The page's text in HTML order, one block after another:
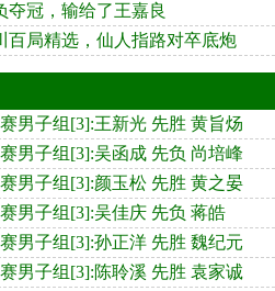
夺冠，输给了王嘉良
百局精选，仙人指路对卒底炮
男子组[3]:王新光 先胜 黄旨炀
男子组[3]:吴函成 先负 尚培峰
男子组[3]:颜玉松 先胜 黄之晏
男子组[3]:吴佳庆 先负 蒋皓
男子组[3]:孙正洋 先胜 魏纪元
男子组[3]:陈聆溪 先胜 袁家诚